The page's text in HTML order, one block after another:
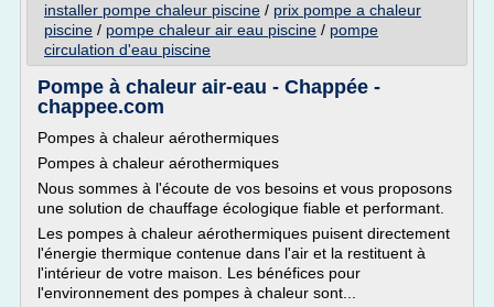
installer pompe chaleur piscine / prix pompe a chaleur
piscine / pompe chaleur air eau piscine / pompe
circulation d'eau piscine
Pompe à chaleur air-eau - Chappée -
chappee.com
Pompes à chaleur aérothermiques
Pompes à chaleur aérothermiques
Nous sommes à l'écoute de vos besoins et vous proposons
une solution de chauffage écologique fiable et performant.
Les pompes à chaleur aérothermiques puisent directement
l'énergie thermique contenue dans l'air et la restituent à
l'intérieur de votre maison. Les bénéfices pour
l'environnement des pompes à chaleur sont...